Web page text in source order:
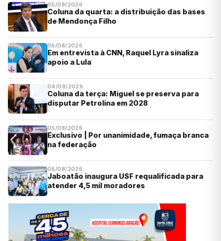
05/08/2026
Coluna da quarta: a distribuição das bases
de Mendonça Filho
06/08/2026
Em entrevista à CNN, Raquel Lyra sinaliza
apoio a Lula
04/08/2026
Coluna da terça: Miguel se preserva para
disputar Petrolina em 2028
05/08/2026
Exclusivo | Por unanimidade, fumaça branca
na federação
06/08/2026
Jaboatão inaugura USF requalificada para
atender 4,5 mil moradores